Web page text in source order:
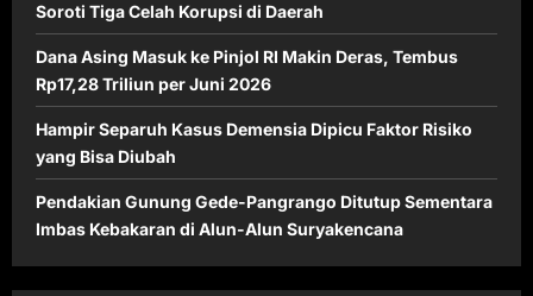
Soroti Tiga Celah Korupsi di Daerah
Dana Asing Masuk ke Pinjol RI Makin Deras, Tembus
Rp17,28 Triliun per Juni 2026
Hampir Separuh Kasus Demensia Dipicu Faktor Risiko
yang Bisa Diubah
Pendakian Gunung Gede-Pangrango Ditutup Sementara
Imbas Kebakaran di Alun-Alun Suryakencana